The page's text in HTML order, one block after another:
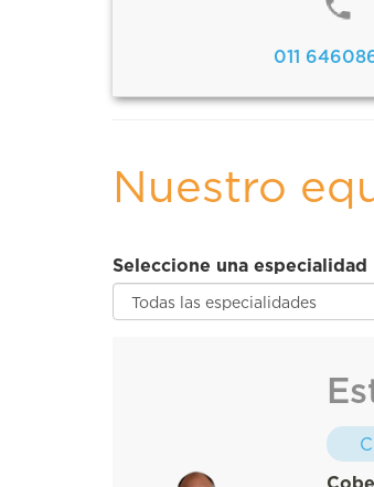
011
Nuestro
Seleccione una especialidad